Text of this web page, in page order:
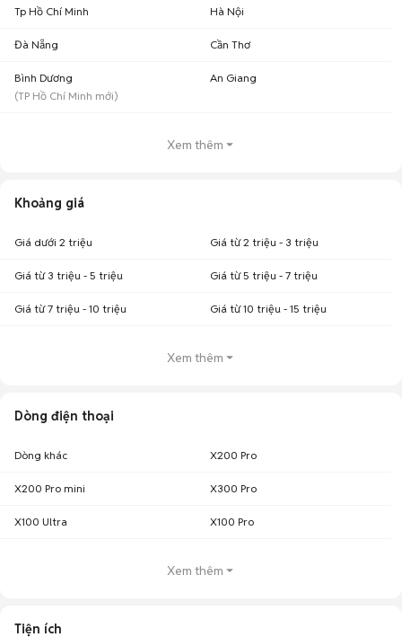
Tp Hồ Chí Minh Hà Nội
Đà Nẵng Cần Thơ
Bình Dương
(TP Hồ Chí Minh mới)
An Giang
Xem thêm
Khoảng giá
Giá dưới 2 triệu Giá từ 2 triệu - 3 triệu
Giá từ 3 triệu - 5 triệu Giá từ 5 triệu - 7 triệu
Giá từ 7 triệu - 10 triệu Giá từ 10 triệu - 15 triệu
Xem thêm
Dòng điện thoại
Dòng khác X200 Pro
X200 Pro mini X300 Pro
X100 Ultra X100 Pro
Xem thêm
Tiện ích